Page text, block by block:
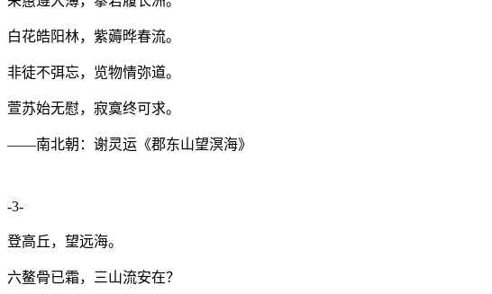
白花皓阳林，紫薅晔春流。
非徒不弭忘，览物情弥道。
萱苏始无慰，寂寞终可求。
——南北朝：谢灵运《郡东山望溟海》
-3-
登高丘，望远海。
六鳌骨已霜，三山流安在？